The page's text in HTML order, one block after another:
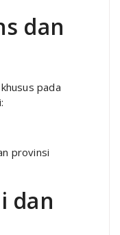
dan
pada
provinsi
dan